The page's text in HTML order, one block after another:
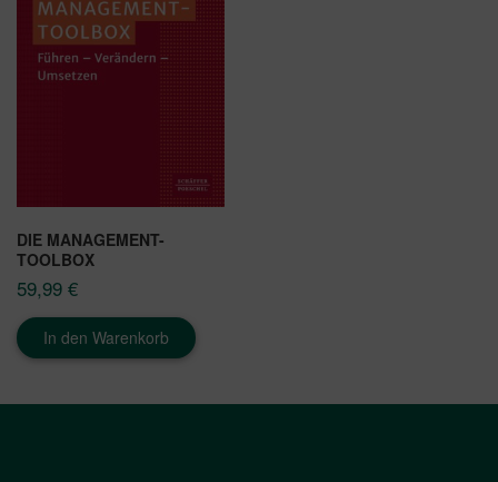
DIE MANAGEMENT-
TOOLBOX
59,99 €
In den Warenkorb